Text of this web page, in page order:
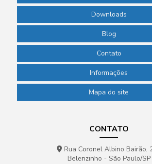
Downloads
Blog
Contato
Informações
Mapa do site
CONTATO
Rua Coronel Albino Bairão,
Belenzinho - São Paulo/SP